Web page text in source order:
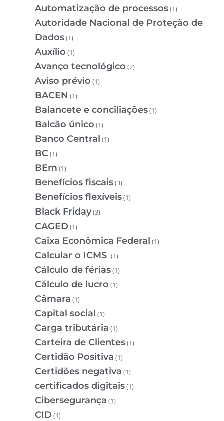
Automatização de processos(1)
Autoridade Nacional de Proteção de
Dados(1)
Auxílio (1)
Avanço tecnológico (2)
Aviso prévio (1)
BACEN (1)
Balancete e conciliações(1)
Balcão único (1)
Banco Central (1)
BC(1)
BEm (1)
Benefícios fiscais(3)
Benefícios flexíveis(1)
Black Friday(3)
CAGED (1)
Caixa Econômica Federal (1)
Calcular o ICMS (1)
Cálculo de férias(1)
Cálculo de lucro (1)
Câmara (1)
Capital social (1)
Carga tributária (1)
Carteira de Clientes(1)
Certidão Positiva (1)
Certidões negativa (1)
certificados digitais(1)
Cibersegurança (1)
CID (1)